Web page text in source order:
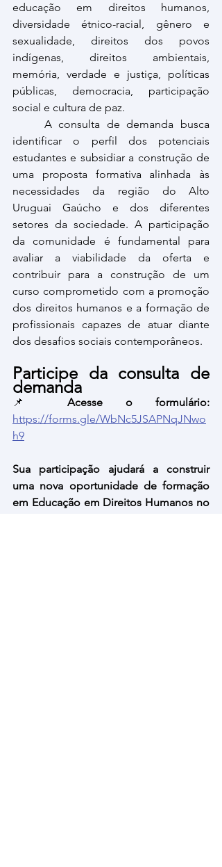
educação em direitos humanos,
diversidade étnico-racial, gênero e
sexualidade, direitos dos povos
indígenas, direitos ambientais,
memória, verdade e justiça, políticas
públicas, democracia, participação
social e cultura de paz.
identificar o perfil dos potenciais
estudantes e subsidiar a construção de
uma proposta formativa alinhada às
necessidades da região do Alto
Uruguai Gaúcho e dos diferentes
setores da sociedade. A participação
da comunidade é fundamental para
avaliar a viabilidade da oferta e
contribuir para a construção de um
curso comprometido com a promoção
dos direitos humanos e a formação de
profissionais capazes de atuar diante
dos desafios sociais contemporâneos.
Participe da consulta de
demanda
📌
https://forms.gle/WbNc5JSAPNqJNwo
h9
Sua participação ajudará a construir
uma nova oportunidade de formação
em Educação em Direitos Humanos no